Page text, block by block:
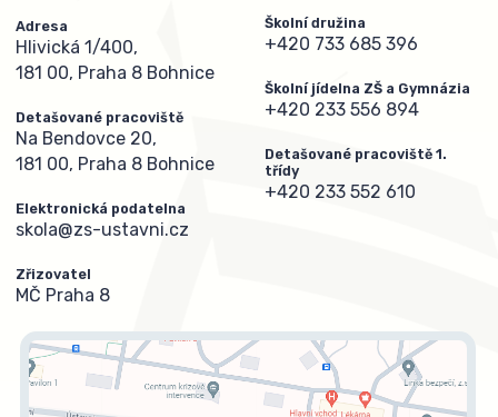
Adresa
Hlivická 1/400,
181 00, Praha 8 Bohnice
Detašované pracoviště
Na Bendovce 20,
181 00, Praha 8 Bohnice
Elektronická podatelna
skola@zs-ustavni.cz
Zřizovatel
MČ Praha 8
Školní družina
+420 733 685 396
Školní jídelna ZŠ a Gymnázia
+420 233 556 894
Detašované pracoviště 1.
třídy
+420 233 552 610